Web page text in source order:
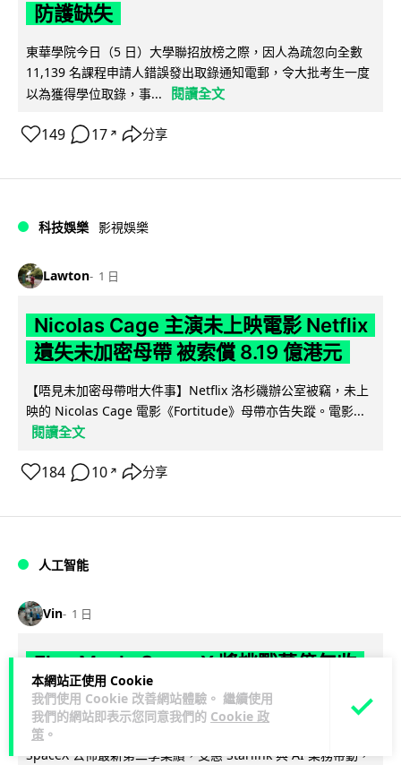
本網站正使用 Cookie
我們使用 Cookie 改善網站體驗。 繼續使用
我們的網站即表示您同意我們的 Cookie 政
策 。
防護缺失
東華學院今日（5 日）大學聯招放榜之際，因人為疏忽向全數
11,139 名課程申請人錯誤發出取錄通知電郵，令大批考生一度
以為獲得學位取錄，事...
閱讀全文
149 17 ↗ 分享
科技娛樂 影視娛樂
Lawton 1 日
Nicolas Cage 主演未上映電影 Netflix
遺失未加密母帶 被索償 8.19 億港元
【唔見未加密母帶咁大件事】Netflix 洛杉磯辦公室被竊，未上
映的 Nicolas Cage 電影《Fortitude》母帶亦告失蹤。電影...
閱讀全文
184 10 ↗ 分享
人工智能
Vin 1 日
Elon Musk: SpaceX 將挑戰萬億年收
入 目標明年數據中心上太空 Starlink 覆
蓋全球170國
SpaceX 公佈最新第二季業績，受惠 Starlink 與 AI 業務帶動，